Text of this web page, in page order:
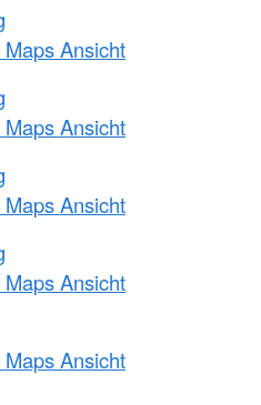
Ansicht
Ansicht
Ansicht
Ansicht
Ansicht